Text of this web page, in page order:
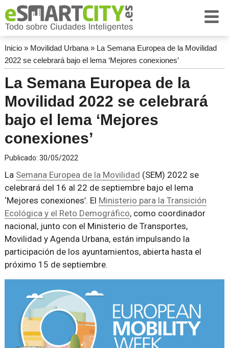
Inicio» Movilidad Urbana» La Semana Europea de la Movilidad
2022 se celebrará bajo el lema ‘Mejores conexiones’
La Semana Europea de la
Movilidad 2022 se celebrará
bajo el lema ‘Mejores
conexiones’
Publicado: 30/05/2022
La Semana Europea de la Movilidad (SEM) 2022 se
celebrará del 16 al 22 de septiembre bajo el lema
‘Mejores conexiones’. El Ministerio para la Transición
Ecológica y el Reto Demográfico, como coordinador
nacional, junto con el Ministerio de Transportes,
Movilidad y Agenda Urbana, están impulsando la
participación de los ayuntamientos, abierta hasta el
próximo 15 de septiembre.